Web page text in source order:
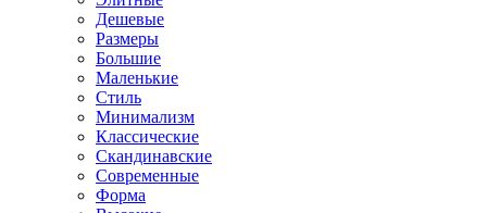
Дешевые
Размеры
Большие
Маленькие
Стиль
Минимализм
Классические
Скандинавские
Современные
Форма